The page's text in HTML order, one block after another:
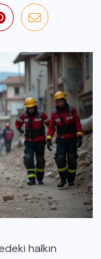
halkın